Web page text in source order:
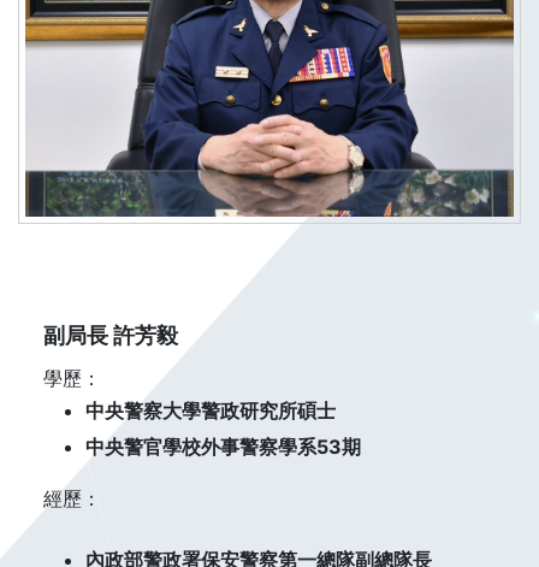
副局長 許芳毅
學歷：
中央警察大學警政研究所碩士
中央警官學校外事警察學系53期
經歷：
內政部警政署保安警察第一總隊副總隊長